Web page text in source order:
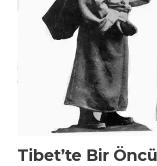
Tibet’te Bir Öncü